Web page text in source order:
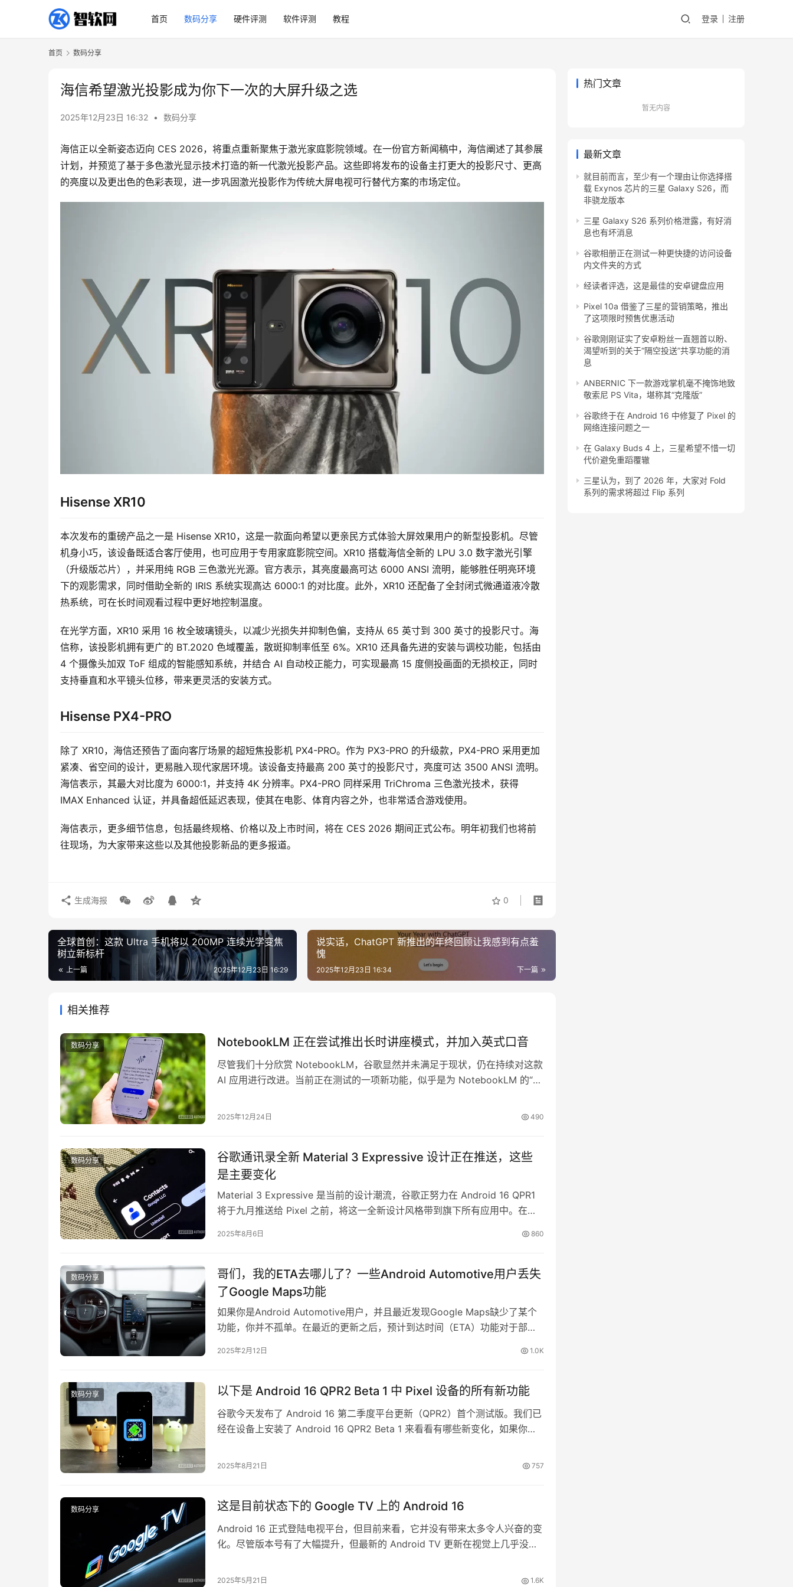
首页 数码分享 硬件评测 软件评测 教程 登录 注册
首页 数码分享
海信希望激光投影成为你下一次的大屏升级之选
2025年12月23日 16:32 • 数码分享
海信正以全新姿态迈向 CES 2026，将重点重新聚焦于激光家庭影院领域。在一份官方新闻稿中，海信阐述了其参展
计划，并预览了基于多色激光显示技术打造的新一代激光投影产品。这些即将发布的设备主打更大的投影尺寸、更高
的亮度以及更出色的色彩表现，进一步巩固激光投影作为传统大屏电视可行替代方案的市场定位。
Hisense XR10
本次发布的重磅产品之一是 Hisense XR10，这是一款面向希望以更亲民方式体验大屏效果用户的新型投影机。尽管
机身小巧，该设备既适合客厅使用，也可应用于专用家庭影院空间。XR10 搭载海信全新的 LPU 3.0 数字激光引擎
（升级版芯片），并采用纯 RGB 三色激光光源。官方表示，其亮度最高可达 6000 ANSI 流明，能够胜任明亮环境
下的观影需求，同时借助全新的 IRIS 系统实现高达 6000:1 的对比度。此外，XR10 还配备了全封闭式微通道液冷散
热系统，可在长时间观看过程中更好地控制温度。
在光学方面，XR10 采用 16 枚全玻璃镜头，以减少光损失并抑制色偏，支持从 65 英寸到 300 英寸的投影尺寸。海
信称，该投影机拥有更广的 BT.2020 色域覆盖，散斑抑制率低至 6%。XR10 还具备先进的安装与调校功能，包括由
4 个摄像头加双 ToF 组成的智能感知系统，并结合 AI 自动校正能力，可实现最高 15 度侧投画面的无损校正，同时
支持垂直和水平镜头位移，带来更灵活的安装方式。
Hisense PX4-PRO
除了 XR10，海信还预告了面向客厅场景的超短焦投影机 PX4-PRO。作为 PX3-PRO 的升级款，PX4-PRO 采用更加
紧凑、省空间的设计，更易融入现代家居环境。该设备支持最高 200 英寸的投影尺寸，亮度可达 3500 ANSI 流明。
海信表示，其最大对比度为 6000:1，并支持 4K 分辨率。PX4-PRO 同样采用 TriChroma 三色激光技术，获得
IMAX Enhanced 认证，并具备超低延迟表现，使其在电影、体育内容之外，也非常适合游戏使用。
海信表示，更多细节信息，包括最终规格、价格以及上市时间，将在 CES 2026 期间正式公布。明年初我们也将前
往现场，为大家带来这些以及其他投影新品的更多报道。
0
生成海报
全球首创：这款 Ultra 手机将以 200MP 连续光学变焦
树立新标杆
上一篇 2025年12月23日 16:29
说实话，ChatGPT 新推出的年终回顾让我感到有点羞
愧
下一篇
2025年12月23日 16:34
相关推荐
数码分享 NotebookLM 正在尝试推出长时讲座模式，并加入英式口音
尽管我们十分欣赏 NotebookLM，谷歌显然并未满足于现状，仍在持续对这款
AI 应用进行改进。当前正在测试的一项新功能，似乎是为 NotebookLM 的“音
还可能带有一点英式风格。 与以往由两位 AI 主持人对话讲解不同，Lecture
2025年12月24日 490
数码分享
谷歌通讯录全新 Material 3 Expressive 设计正在推送，这些
是主要变化
Material 3 Expressive 是当前的设计潮流，谷歌正努力在 Android 16 QPR1
将于九月推送给 Pixel 之前，将这一全新设计风格带到旗下所有应用中。在谷
录应用推送 Material 3 Expressive 的界面刷新。 通过 Goog…
2025年8月6日 860
数码分享
哥们，我的ETA去哪儿了？一些Android Automotive用户丢失
了Google Maps功能
如果你是Android Automotive用户，并且最近发现Google Maps缺少了某个
功能，你并不孤单。在最近的更新之后，预计到达时间（ETA）功能对于部分
任不在他们身上。 最近，关于Android Automotive上Google Maps失去ETA
2025年2月12日 1.0K
数码分享 以下是 Android 16 QPR2 Beta 1 中 Pixel 设备的所有新功能
谷歌今天发布了 Android 16 第二季度平台更新（QPR2）首个测试版。我们已
经在设备上安装了 Android 16 QPR2 Beta 1 来看看有哪些新变化，如果你正
续往下看吧！ 在这次更新中，谷歌贴心地提供了一份更新内容清单，让我们知
2025年8月21日 757
数码分享 这是目前状态下的 Google TV 上的 Android 16
Android 16 正式登陆电视平台，但目前来看，它并没有带来太多令人兴奋的变
化。尽管版本号有了大幅提升，但最新的 Android TV 更新在视觉上几乎没有
16 for TV 的模拟器版本上体验了一段时间，几乎没有发现什么新变化——这
2025年5月21日 1.6K
热门文章
暂无内容
最新文章
就目前而言，至少有一个理由让你选择搭
载 Exynos 芯片的三星 Galaxy S26，而
非骁龙版本
三星 Galaxy S26 系列价格泄露，有好消
息也有坏消息
谷歌相册正在测试一种更快捷的访问设备
内文件夹的方式
经读者评选，这是最佳的安卓键盘应用
Pixel 10a 借鉴了三星的营销策略，推出
了这项限时预售优惠活动
谷歌刚刚证实了安卓粉丝一直翘首以盼、
渴望听到的关于“隔空投送”共享功能的消
息
ANBERNIC 下一款游戏掌机毫不掩饰地致
敬索尼 PS Vita，堪称其“克隆版”
谷歌终于在 Android 16 中修复了 Pixel 的
网络连接问题之一
在 Galaxy Buds 4 上，三星希望不惜一切
代价避免重蹈覆辙
三星认为，到了 2026 年，大家对 Fold
系列的需求将超过 Flip 系列